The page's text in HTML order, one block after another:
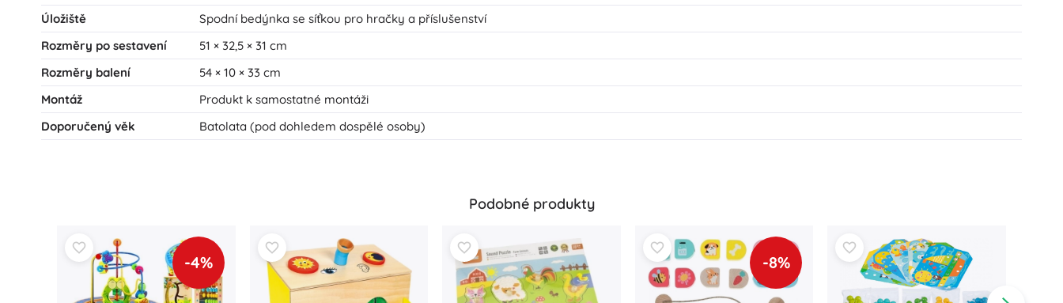
Úložiště
Spodní bedýnka se síťkou pro hračky a příslušenství
Rozměry po sestavení
51 × 32,5 × 31 cm
Rozměry balení
54 × 10 × 33 cm
Montáž
Produkt k samostatné montáži
Doporučený věk
Batolata (pod dohledem dospělé osoby)
Podobné produkty
-4% -8%